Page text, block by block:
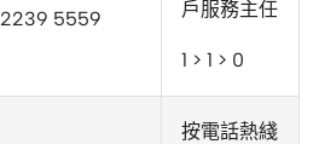
2239 5559
戶服務主任
1 > 1 > 0
按電話熱綫